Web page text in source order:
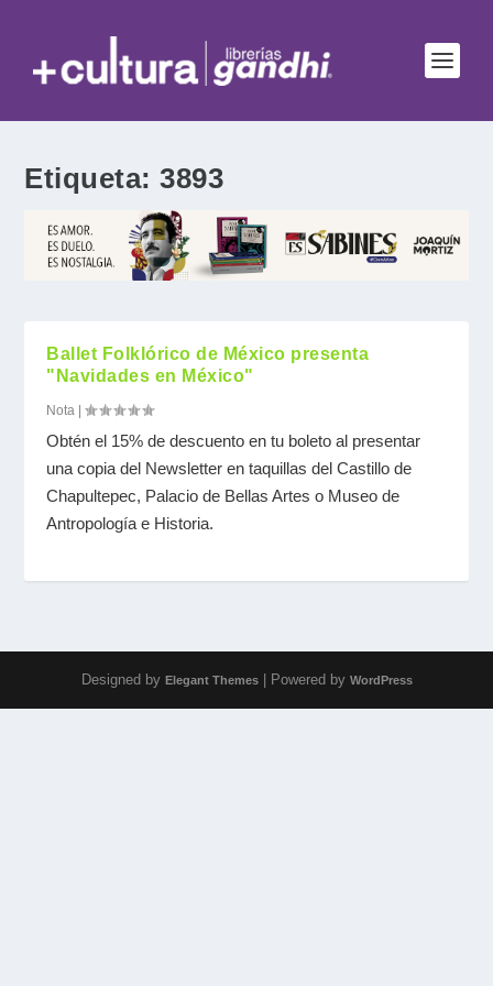
Etiqueta:3893
Ballet Folklórico de México presenta
"Navidades en México"
Nota |
Obtén el 15% de descuento en tu boleto al presentar
una copia del Newsletter en taquillas del Castillo de
Chapultepec, Palacio de Bellas Artes o Museo de
Antropología e Historia.
Designed by Elegant Themes| Powered by WordPress